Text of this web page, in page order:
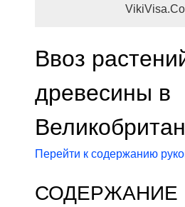
Ввоз
древесины в
Перейти к содержанию
СОДЕРЖАНИЕ